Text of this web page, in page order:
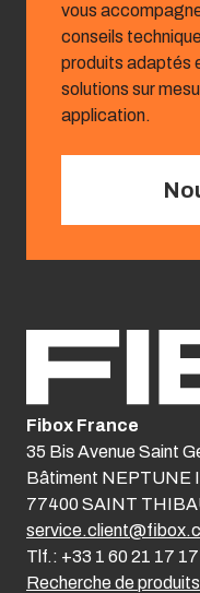
vous
conseils
produits adaptés
solutions sur
application.
Recherche de produits
Fibox France
35 Bis Avenue Saint
Bâtiment NEPTUNE
77400 SAINT
Tlf.: +33 1 60 21 17 17